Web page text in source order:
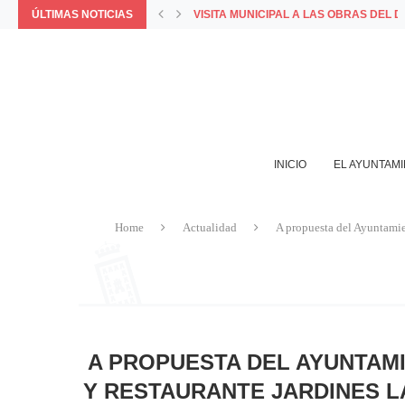
ÚLTIMAS NOTICIAS
COMUNICADO OFICIAL DEL
INICIO EL
Home Actualidad
A propuesta del
A PROPUESTA DEL
Y RESTAURANTE JARDINES